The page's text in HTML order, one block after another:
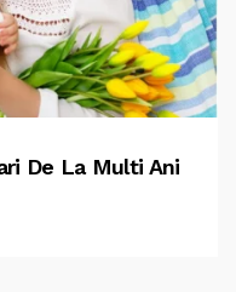
De La Multi Ani